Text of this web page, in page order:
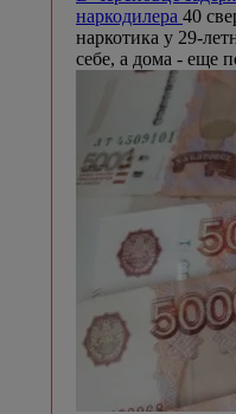
наркодилера 40
наркотика у 29-
себе, а дома - еще